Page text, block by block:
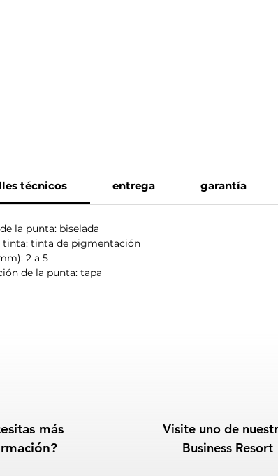
técnicos entrega garantía
la punta: biselada
tinta: tinta de pigmentación
2 a 5
de la punta: tapa
más
Visite uno de
Business Resort